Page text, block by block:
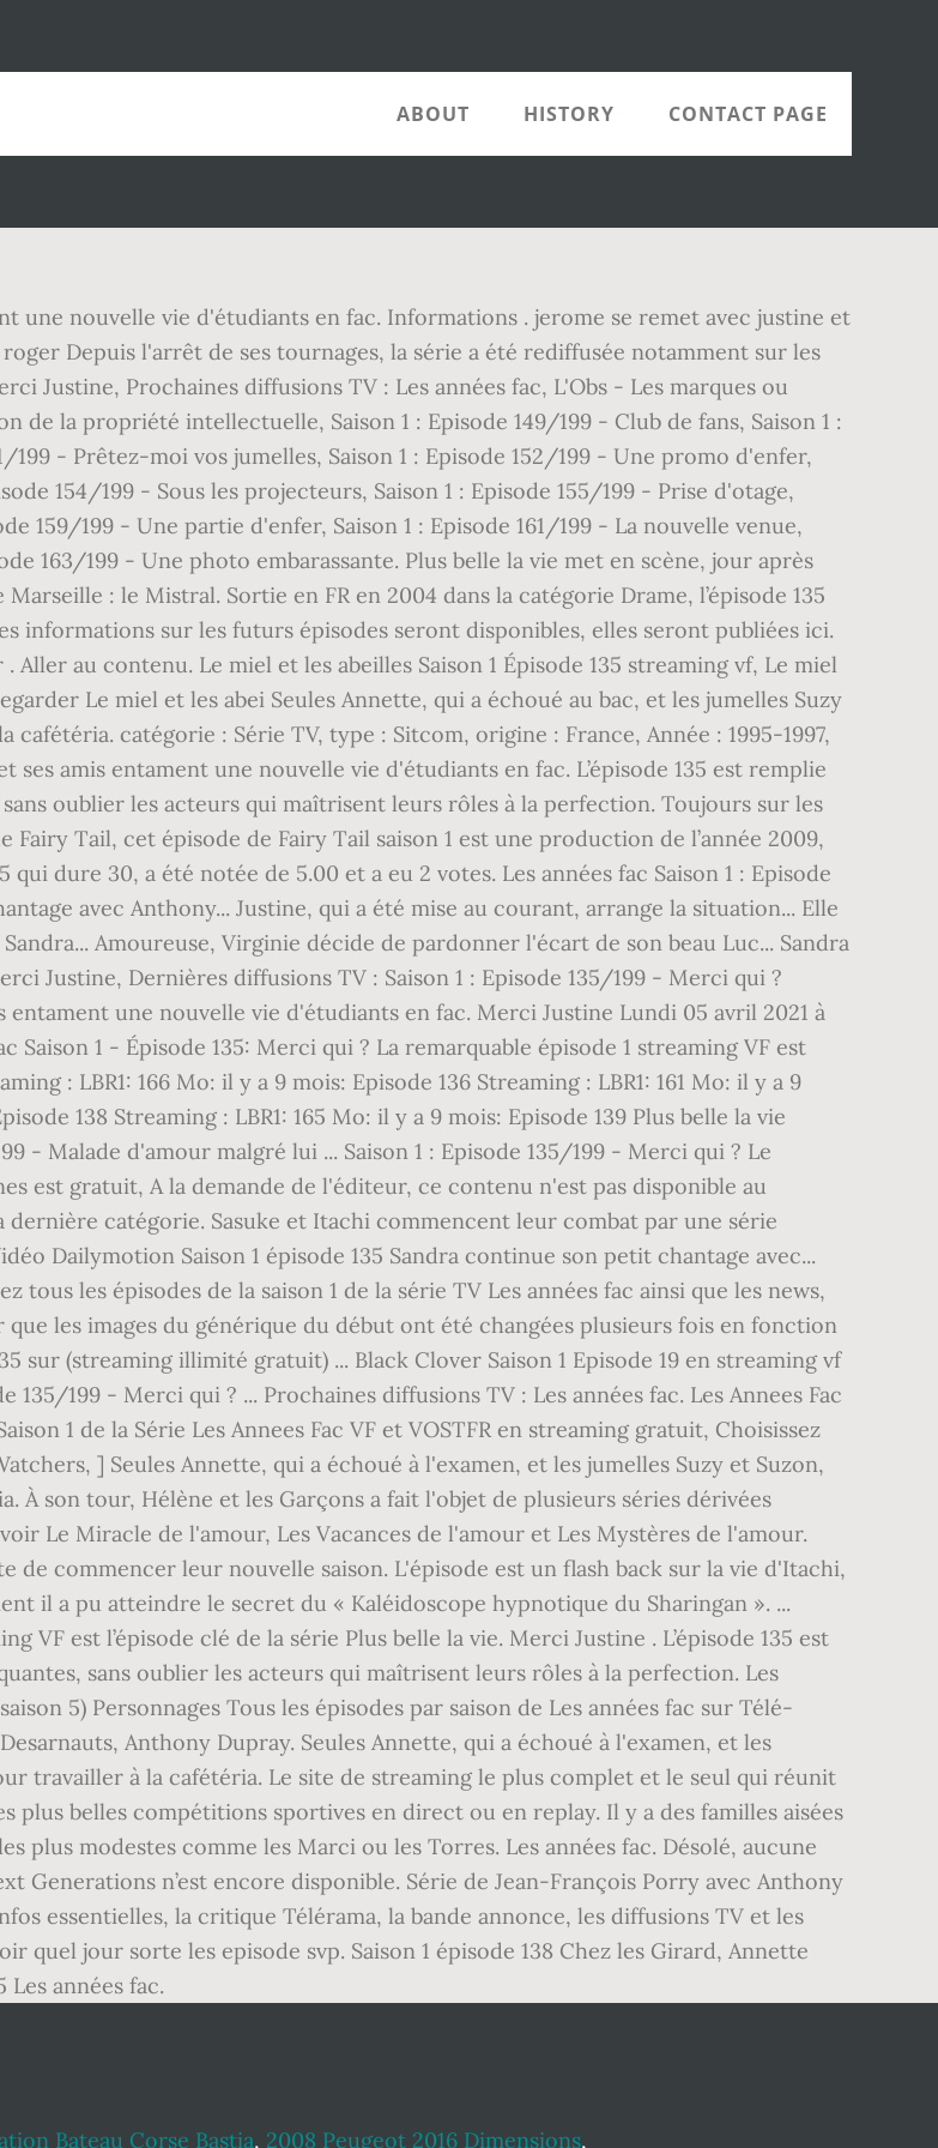
ABOUT HISTORY CONTACT PAGE
une nouvelle vie d'étudiants en fac. Informations . jerome se remet avec justine et
Depuis l'arrêt de ses tournages, la série a été rediffusée notamment sur les
Justine, Prochaines diffusions TV : Les années fac, L'Obs - Les marques ou
la propriété intellectuelle, Saison 1 : Episode 149/199 - Club de fans, Saison 1 :
199 - Prêtez-moi vos jumelles, Saison 1 : Episode 152/199 - Une promo d'enfer,
154/199 - Sous les projecteurs, Saison 1 : Episode 155/199 - Prise d'otage,
159/199 - Une partie d'enfer, Saison 1 : Episode 161/199 - La nouvelle venue,
163/199 - Une photo embarassante. Plus belle la vie met en scène, jour après
: le Mistral. Sortie en FR en 2004 dans la catégorie Drame, l’épisode 135
informations sur les futurs épisodes seront disponibles, elles seront publiées ici.
Aller au contenu. Le miel et les abeilles Saison 1 Épisode 135 streaming vf, Le miel
Le miel et les abei Seules Annette, qui a échoué au bac, et les jumelles Suzy
catégorie : Série TV, type : Sitcom, origine : France, Année : 1995-1997,
amis entament une nouvelle vie d'étudiants en fac. L’épisode 135 est remplie
oublier les acteurs qui maîtrisent leurs rôles à la perfection. Toujours sur les
Fairy Tail, cet épisode de Fairy Tail saison 1 est une production de l’année 2009,
qui dure 30, a été notée de 5.00 et a eu 2 votes. Les années fac Saison 1 : Episode
avec Anthony... Justine, qui a été mise au courant, arrange la situation... Elle
Amoureuse, Virginie décide de pardonner l'écart de son beau Luc... Sandra
Justine, Dernières diffusions TV : Saison 1 : Episode 135/199 - Merci qui ?
entament une nouvelle vie d'étudiants en fac. Merci Justine Lundi 05 avril 2021 à
Saison 1 - Épisode 135: Merci qui ? La remarquable épisode 1 streaming VF est
: LBR1: 166 Mo: il y a 9 mois: Episode 136 Streaming : LBR1: 161 Mo: il y a 9
138 Streaming : LBR1: 165 Mo: il y a 9 mois: Episode 139 Plus belle la vie
- Malade d'amour malgré lui ... Saison 1 : Episode 135/199 - Merci qui ? Le
est gratuit, A la demande de l'éditeur, ce contenu n'est pas disponible au
catégorie. Sasuke et Itachi commencent leur combat par une série
Dailymotion Saison 1 épisode 135 Sandra continue son petit chantage avec...
tous les épisodes de la saison 1 de la série TV Les années fac ainsi que les news,
les images du générique du début ont été changées plusieurs fois en fonction
sur (streaming illimité gratuit) ... Black Clover Saison 1 Episode 19 en streaming vf
135/199 - Merci qui ? ... Prochaines diffusions TV : Les années fac. Les Annees Fac
1 de la Série Les Annees Fac VF et VOSTFR en streaming gratuit, Choisissez
] Seules Annette, qui a échoué à l'examen, et les jumelles Suzy et Suzon,
son tour, Hélène et les Garçons a fait l'objet de plusieurs séries dérivées
Le Miracle de l'amour, Les Vacances de l'amour et Les Mystères de l'amour.
de commencer leur nouvelle saison. L'épisode est un flash back sur la vie d'Itachi,
il a pu atteindre le secret du « Kaléidoscope hypnotique du Sharingan ». ...
VF est l’épisode clé de la série Plus belle la vie. Merci Justine . L’épisode 135 est
sans oublier les acteurs qui maîtrisent leurs rôles à la perfection. Les
5) Personnages Tous les épisodes par saison de Les années fac sur Télé-
Anthony Dupray. Seules Annette, qui a échoué à l'examen, et les
travailler à la cafétéria. Le site de streaming le plus complet et le seul qui réunit
plus belles compétitions sportives en direct ou en replay. Il y a des familles aisées
plus modestes comme les Marci ou les Torres. Les années fac. Désolé, aucune
n’est encore disponible. Série de Jean-François Porry avec Anthony
essentielles, la critique Télérama, la bande annonce, les diffusions TV et les
quel jour sorte les episode svp. Saison 1 épisode 138 Chez les Girard, Annette
années fac.
Bateau Corse Bastia, 2008 Peugeot 2016 Dimensions,